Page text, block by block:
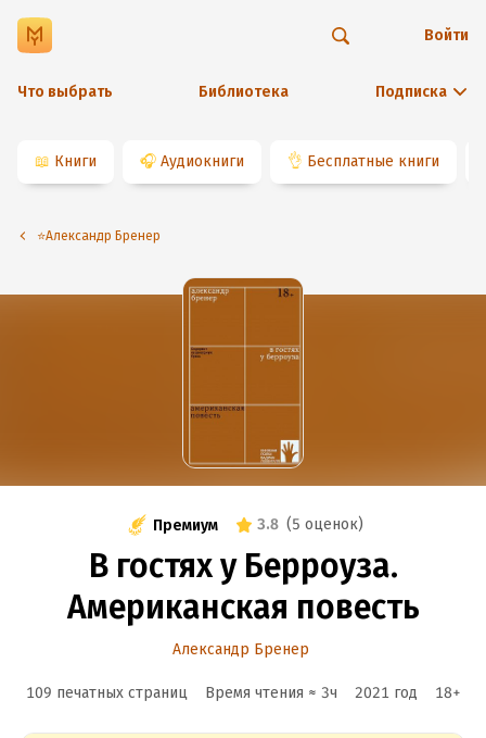
Что выбрать Библиотека Подписка
Войти
📖 Книги 🎧 Аудиокниги 👌 Бесплатные книги
⭐️Александр Бренер
Премиум 3.8 (5 оценок)
В гостях у Берроуза.
Американская повесть
Александр Бренер
109 печатных страниц Время чтения ≈ 3ч 2021 год 18+